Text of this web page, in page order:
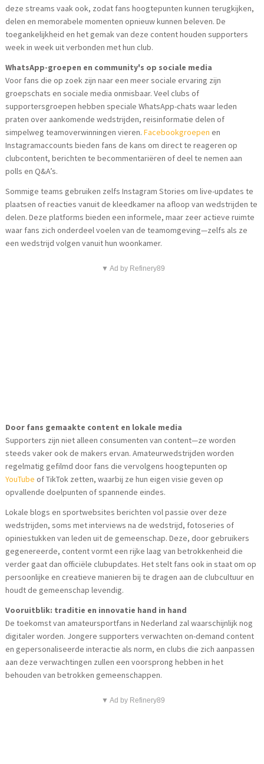
deze streams vaak ook, zodat fans hoogtepunten kunnen terugkijken,
delen en memorabele momenten opnieuw kunnen beleven. De
toegankelijkheid en het gemak van deze content houden supporters
week in week uit verbonden met hun club.
WhatsApp-groepen en community's op sociale media
Voor fans die op zoek zijn naar een meer sociale ervaring zijn
groepschats en sociale media onmisbaar. Veel clubs of
supportersgroepen hebben speciale WhatsApp-chats waar leden
praten over aankomende wedstrijden, reisinformatie delen of
simpelweg teamoverwinningen vieren.Facebookgroepen en
Instagramaccounts bieden fans de kans om direct te reageren op
clubcontent, berichten te becommentariëren of deel te nemen aan
polls en Q&A’s.
Sommige teams gebruiken zelfs Instagram Stories om live-updates te
plaatsen of reacties vanuit de kleedkamer na afloop van wedstrijden te
delen. Deze platforms bieden een informele, maar zeer actieve ruimte
waar fans zich onderdeel voelen van de teamomgeving—zelfs als ze
een wedstrijd volgen vanuit hun woonkamer.
▼ Ad by Refinery89
Door fans gemaakte content en lokale media
Supporters zijn niet alleen consumenten van content—ze worden
steeds vaker ook de makers ervan. Amateurwedstrijden worden
regelmatig gefilmd door fans die vervolgens hoogtepunten op
YouTube of TikTok zetten, waarbij ze hun eigen visie geven op
opvallende doelpunten of spannende eindes.
Lokale blogs en sportwebsites berichten vol passie over deze
wedstrijden, soms met interviews na de wedstrijd, fotoseries of
opiniestukken van leden uit de gemeenschap. Deze, door gebruikers
gegenereerde, content vormt een rijke laag van betrokkenheid die
verder gaat dan officiële clubupdates. Het stelt fans ook in staat om op
persoonlijke en creatieve manieren bij te dragen aan de clubcultuur en
houdt de gemeenschap levendig.
Vooruitblik: traditie en innovatie hand in hand
De toekomst van amateursportfans in Nederland zal waarschijnlijk nog
digitaler worden. Jongere supporters verwachten on-demand content
en gepersonaliseerde interactie als norm, en clubs die zich aanpassen
aan deze verwachtingen zullen een voorsprong hebben in het
behouden van betrokken gemeenschappen.
▼ Ad by Refinery89